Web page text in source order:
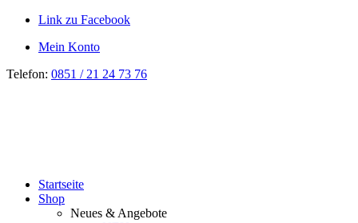
Link zu Facebook
Mein Konto
Telefon: 0851 / 21 24 73 76
Startseite
Shop
Neues & Angebote